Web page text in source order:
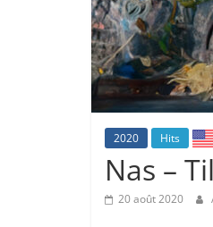
2020 Hits
Nas –
20 août 2020